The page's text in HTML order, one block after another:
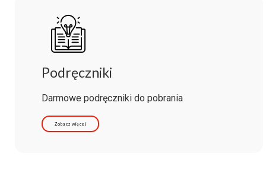
Podręczniki
Darmowe podręczniki do pobrania
Zobacz więcej